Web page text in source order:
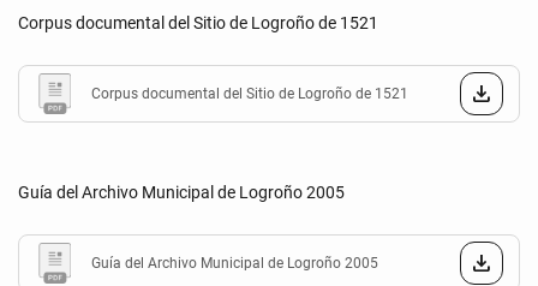
Corpus documental del Sitio de Logroño de 1521
Corpus documental del Sitio de Logroño de 1521
Guía del Archivo Municipal de Logroño 2005
Guía del Archivo Municipal de Logroño 2005